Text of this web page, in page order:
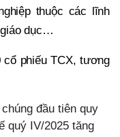
thuộc các lĩnh
dục…
cổ phiếu TCX, tương
đầu tiên quy
quý IV/2025 tăng